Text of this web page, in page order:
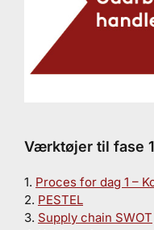
Værktøjer til fase
1. Proces for dag 1 –
2. PESTEL
3. Supply chain SWOT